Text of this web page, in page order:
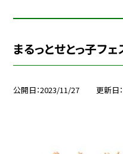
まるっとせとっ子フ
公開日 2023/11/27 更新日